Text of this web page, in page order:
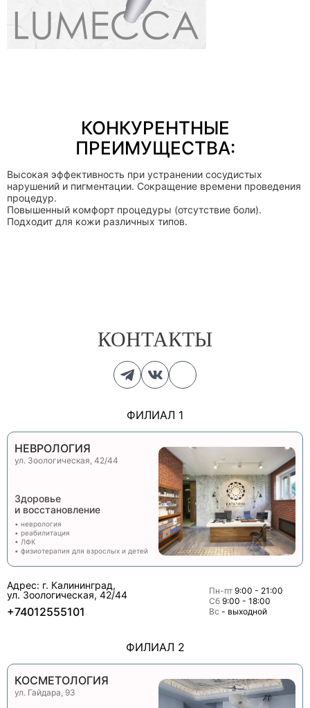
КОНКУРЕНТНЫЕ
ПРЕИМУЩЕСТВА:
Высокая эффективность при устранении сосудистых
нарушений и пигментации. Сокращение времени проведения
процедур.
Повышенный комфорт процедуры (отсутствие боли).
Подходит для кожи различных типов.
КОНТАКТЫ
ФИЛИАЛ 1
НЕВРОЛОГИЯ
ул. Зоологическая, 42/44
Здоровье
и восстановление
• неврология
• реабилитация
• ЛФК
• физиотерапия для взрослых и детей
Адрес: г. Калининград,
ул. Зоологическая, 42/44
+74012555101
Пн-пт 9:00 - 21:00
Сб 9:00 - 18:00
Вс - выходной
ФИЛИАЛ 2
КОСМЕТОЛОГИЯ
ул. Гайдара, 93